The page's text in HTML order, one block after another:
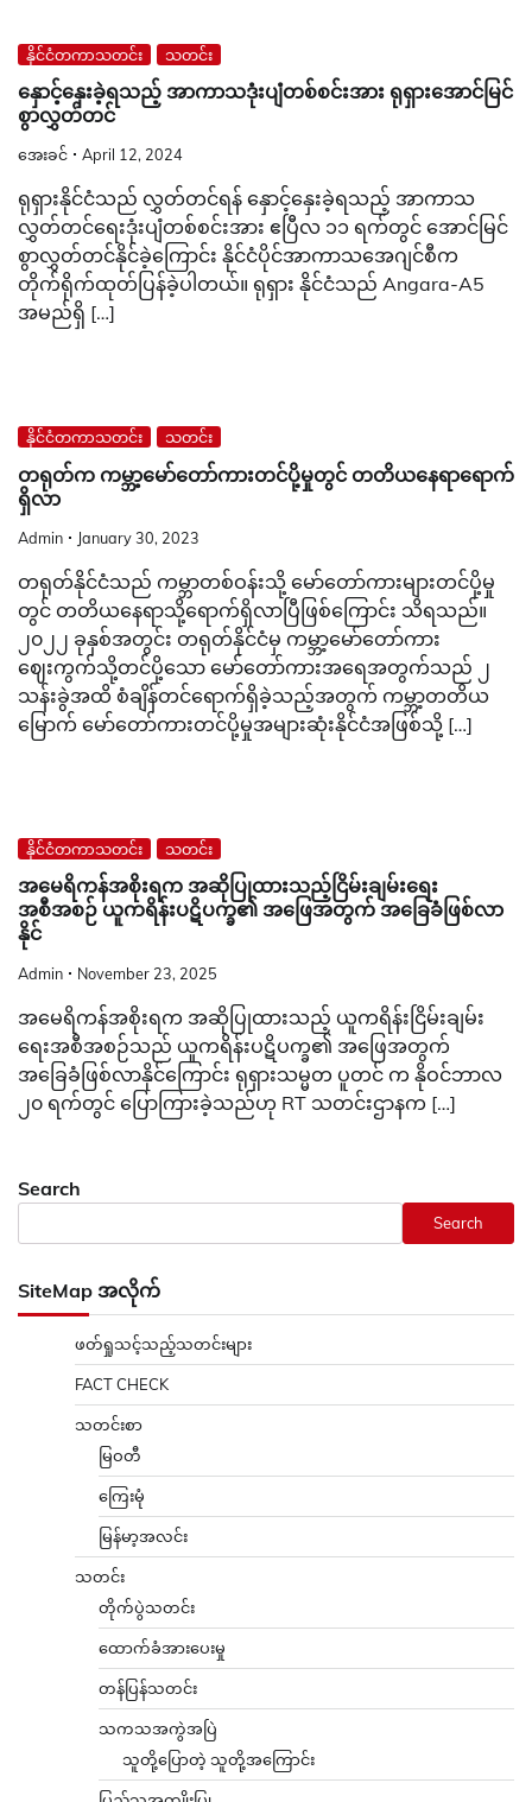
နိုင်ငံတကာသတင်း သတင်း
နှောင့်နှေးခဲ့ရသည့် အာကာသဒုံးပျံတစ်စင်းအား ရုရှားအောင်မြင်
စွာလွှတ်တင်
အေးခင် April 12, 2024
ရုရှားနိုင်ငံသည် လွှတ်တင်ရန် နှောင့်နှေးခဲ့ရသည့် အာကာသ
လွှတ်တင်ရေးဒုံးပျံတစ်စင်းအား ဧပြီလ ၁၁ ရက်တွင် အောင်မြင်
စွာလွှတ်တင်နိုင်ခဲ့ကြောင်း နိုင်ငံပိုင်အာကာသအေဂျင်စီက
တိုက်ရိုက်ထုတ်ပြန်ခဲ့ပါတယ်။ ရုရှား နိုင်ငံသည် Angara-A5
အမည်ရှိ […]
နိုင်ငံတကာသတင်း သတင်း
တရုတ်က ကမ္ဘာ့မော်တော်ကားတင်ပို့မှုတွင် တတိယနေရာရောက်
ရှိလာ
Admin January 30, 2023
တရုတ်နိုင်ငံသည် ကမ္ဘာတစ်ဝန်းသို့ မော်တော်ကားများတင်ပို့မှု
တွင် တတိယနေရာသို့ရောက်ရှိလာပြီဖြစ်ကြောင်း သိရသည်။
၂၀၂၂ ခုနှစ်အတွင်း တရုတ်နိုင်ငံမှ ကမ္ဘာ့မော်တော်ကား
ဈေးကွက်သို့တင်ပို့သော မော်တော်ကားအရေအတွက်သည် ၂
သန်းခွဲအထိ စံချိန်တင်ရောက်ရှိခဲ့သည့်အတွက် ကမ္ဘာ့တတိယ
မြောက် မော်တော်ကားတင်ပို့မှုအများဆုံးနိုင်ငံအဖြစ်သို့ […]
နိုင်ငံတကာသတင်း သတင်း
အမေရိကန်အစိုးရက အဆိုပြုထားသည့်ငြိမ်းချမ်းရေး
အစီအစဉ် ယူကရိန်းပဋိပက္ခ၏ အဖြေအတွက် အခြေခံဖြစ်လာ
နိုင်
Admin November 23, 2025
အမေရိကန်အစိုးရက အဆိုပြုထားသည့် ယူကရိန်းငြိမ်းချမ်း
ရေးအစီအစဉ်သည် ယူကရိန်းပဋိပက္ခ၏ အဖြေအတွက်
အခြေခံဖြစ်လာနိုင်ကြောင်း ရုရှားသမ္မတ ပူတင် က နိုဝင်ဘာလ
၂၀ ရက်တွင် ပြောကြားခဲ့သည်ဟု RT သတင်းဌာနက […]
Search
Search
SiteMap အလိုက်
ဖတ်ရှုသင့်သည့်သတင်းများ
FACT CHECK
သတင်းစာ
မြဝတီ
ကြေးမုံ
မြန်မာ့အလင်း
သတင်း
တိုက်ပွဲသတင်း
ထောက်ခံအားပေးမှု
တန်ပြန်သတင်း
သကသအကွဲအပြဲ
သူတို့ပြောတဲ့ သူတို့အကြောင်း